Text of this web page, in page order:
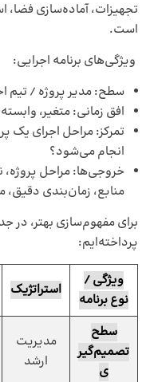
تجهیزات، آماده‌سازی فضا،
است.
ویژگی‌های برنامه اجرایی:
سطح: مدیر پروژه / تیم
افق زمانی: متغیر،
تمرکز: مراحل اجرای یک
انجام می‌شود؟
منابع، زمان‌بندی
برای مفهوم‌سازی بهتر، در
پرداخته‌ایم:
ویژگی /
نوع برنامه
استراتژیک
سطح
تصمیم‌گیر
ی
مدیریت
ارشد